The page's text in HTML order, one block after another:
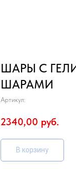
ШАРЫ С
ШАРАМИ
Артикул:
2340,00 руб.
В корзину